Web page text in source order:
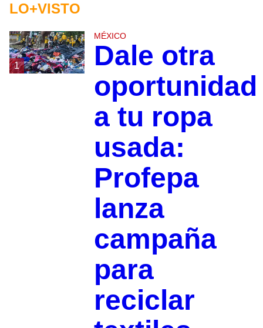
LO+VISTO
1
MÉXICO
Dale otra
oportunidad
a tu ropa
usada:
Profepa
lanza
campaña
para
reciclar